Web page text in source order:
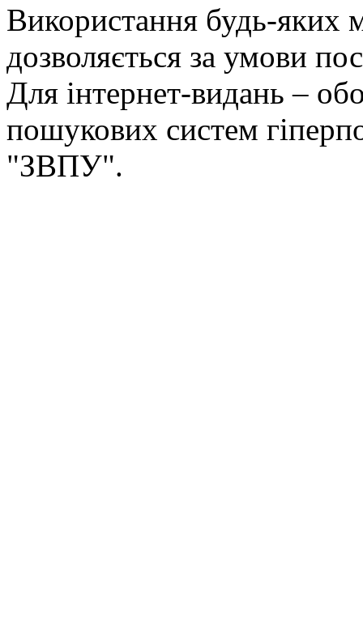
Використання будь-яких
дозволяється за умови
Для інтернет-видань –
пошукових систем
"ЗВПУ".